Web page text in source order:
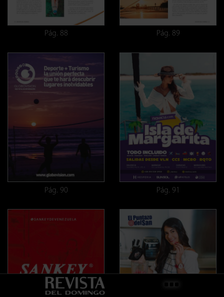
Pág. 88 Pág. 89
Pág. 90 Pág. 91